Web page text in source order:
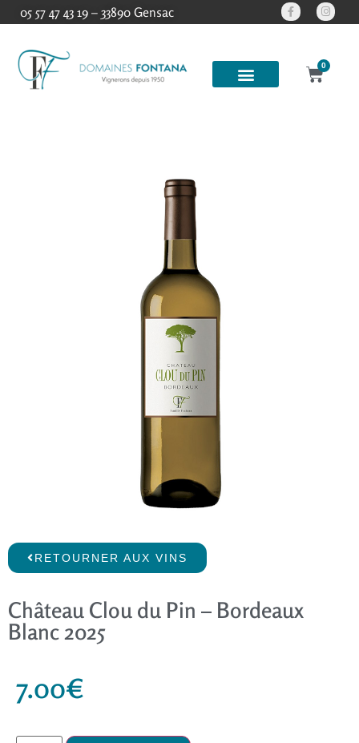
05 57 47 43 19 – 33890 Gensac
0
RETOURNER AUX VINS
Château Clou du Pin – Bordeaux
Blanc 2025
7.00€